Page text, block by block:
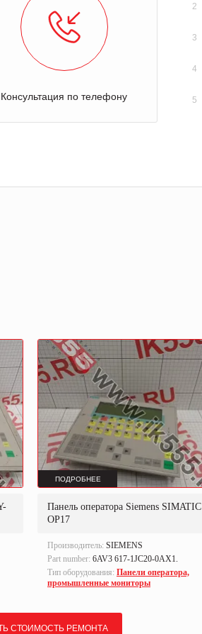
Консультация по телефону
2
3
4
5
ПОДРОБНЕЕ
Панель оператора Siemens SIMATIC
OP17
Производитель: SIEMENS
Part number: 6AV3 617-1JC20-0AX1.
Тип оборудования: Панели оператора,
промышленные мониторы
СТОИМОСТЬ РЕМОНТА